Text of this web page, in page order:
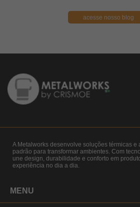
acesse nosso blog
A Metalworks desenvolve soluções térmicas e
padrão para transformar ambientes. Com
une design, durabilidade e conforto em
experiência no dia a dia.
MENU